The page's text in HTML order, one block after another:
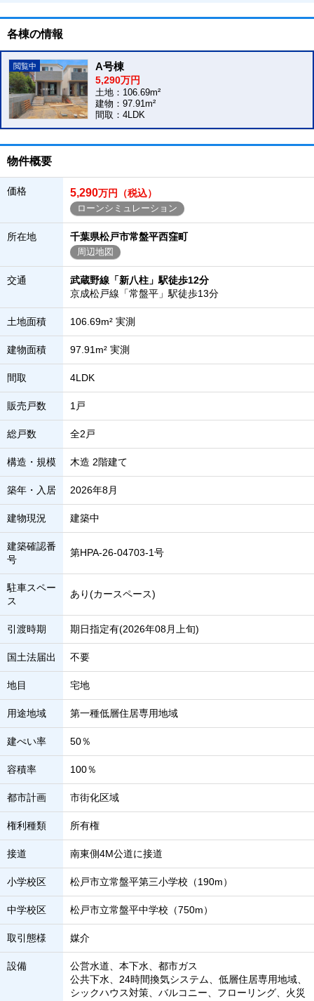
各棟の情報
A号棟
5,290万円
土地：106.69m²
建物：97.91m²
間取：4LDK
物件概要
価格 5,290万円（税込）
ローンシミュレーション
所在地 千葉県松戸市常盤平西窪町
周辺地図
交通
武蔵野線「新八柱」駅徒歩12分
京成松戸線「常盤平」駅徒歩13分
土地面積 106.69m² 実測
建物面積 97.91m² 実測
間取 4LDK
販売戸数 1戸
総戸数 全2戸
構造・規模 木造 2階建て
築年・入居 2026年8月
建物現況 建築中
建築確認番
号
第HPA-26-04703-1号
駐車スペー
ス
あり(カースペース)
引渡時期 期日指定有(2026年08月上旬)
国土法届出 不要
地目 宅地
用途地域 第一種低層住居専用地域
建ぺい率 50％
容積率 100％
都市計画 市街化区域
権利種類 所有権
接道 南東側4M公道に接道
小学校区 松戸市立常盤平第三小学校（190m）
中学校区 松戸市立常盤平中学校（750m）
取引態様 媒介
設備
公営水道、本下水、都市ガス
公共下水、24時間換気システム、低層住居専用地域、
シックハウス対策、バルコニー、フローリング、火災